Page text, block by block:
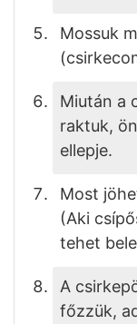
Mossuk
Miután a
raktuk,
ellepje.
Most
(Aki
tehet
A
főzzük,